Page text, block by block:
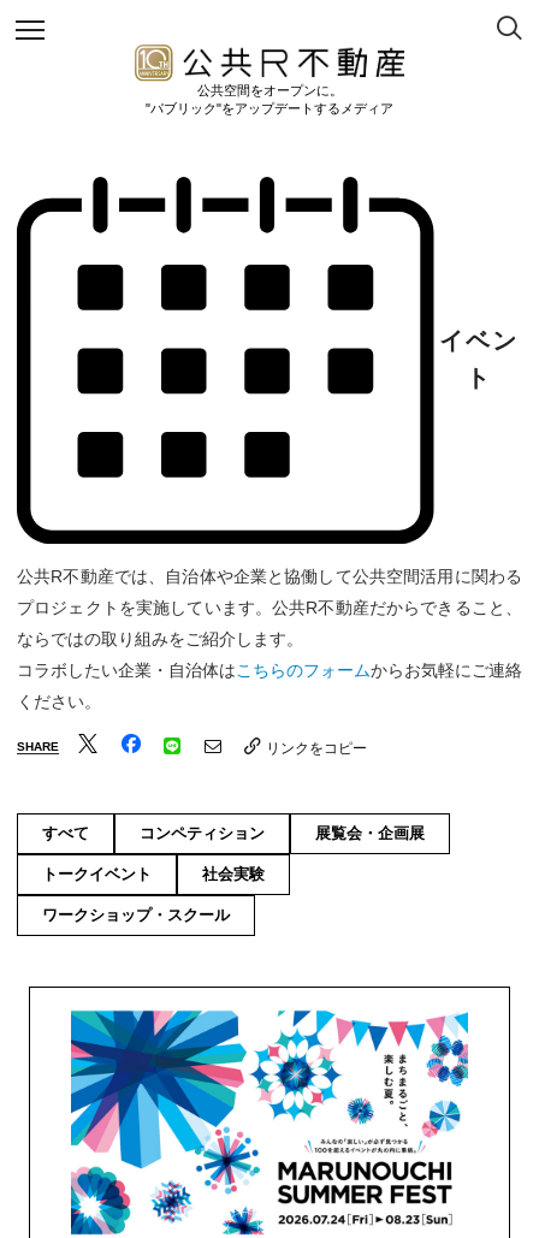
公共空間をオープンに。
"パブリック"をアップデートするメディア
イベン
ト
公共R不動産では、自治体や企業と協働して公共空間活用に関わる
プロジェクトを実施しています。公共R不動産だからできること、
ならではの取り組みをご紹介します。
コラボしたい企業・自治体はこちらのフォームからお気軽にご連絡
ください。
SHARE リンクをコピー
すべて コンペティション 展覧会・企画展
トークイベント 社会実験
ワークショップ・スクール